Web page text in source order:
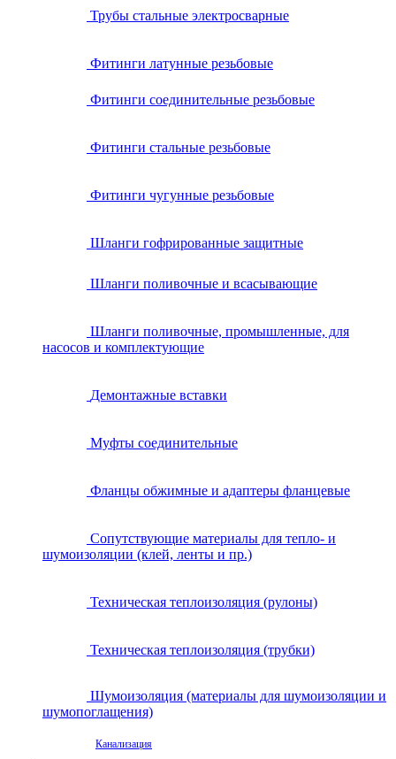
Трубы стальные электросварные
Фитинги латунные резьбовые
Фитинги соединительные резьбовые
Фитинги стальные резьбовые
Фитинги чугунные резьбовые
Шланги гофрированные защитные
Шланги поливочные и всасывающие
Шланги поливочные, промышленные, для
насосов и комплектующие
Демонтажные вставки
Муфты соединительные
Фланцы обжимные и адаптеры фланцевые
Сопутствующие материалы для тепло- и
шумоизоляции (клей, ленты и пр.)
Техническая теплоизоляция (рулоны)
Техническая теплоизоляция (трубки)
Шумоизоляция (материалы для шумоизоляции и
шумопоглащения)
Канализация